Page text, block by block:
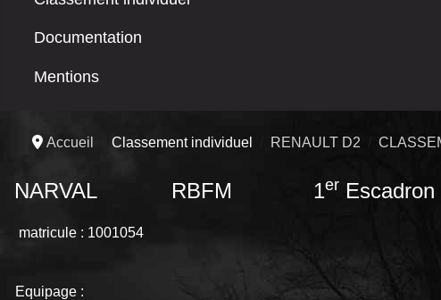
Documentation
Mentions
Accueil Classement individuel RENAULT D2
NARVAL RBFM 1er Escadron
matricule : 1001054
Equipage :